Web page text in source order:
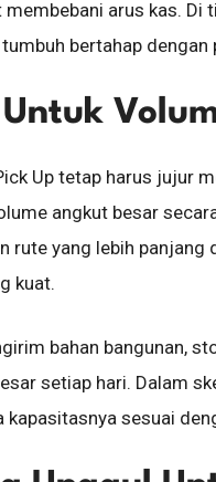
arus kas.
bertahap
Up tetap harus jujur
angkut besar
rute yang lebih panjang
kuat.
bahan bangunan,
setiap hari. Dalam
sesuai